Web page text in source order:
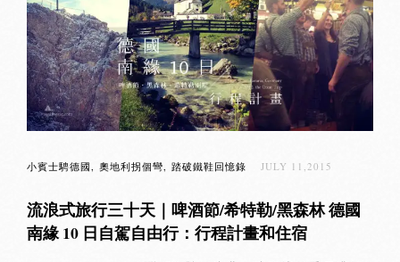
小賓士騁德國 奧地利拐個彎 踏破鐵鞋回憶錄 JULY 11,2015
流浪式旅行三十天｜啤酒節/希特勒/黑森林 德國
南緣 10 日自駕自由行：行程計畫和住宿